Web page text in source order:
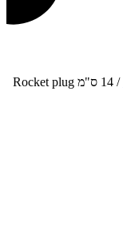
/ 14 ס"מ Rocket plug